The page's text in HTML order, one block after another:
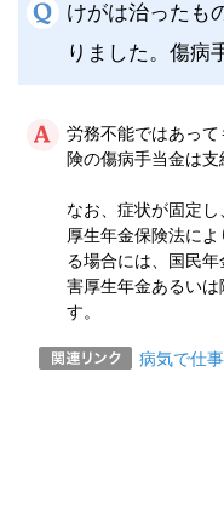
けがは治ったも
りました。傷病
労務不能ではあっ
険の傷病手当金は支
なお、症状が固定
厚生年金保険法に
る場合には、国民
害厚生年金あるい
す。
病気で仕